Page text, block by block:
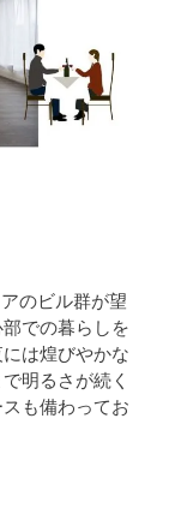
のビル群が望
での暮らしを
は煌びやかな
明るさが続く
も備わってお